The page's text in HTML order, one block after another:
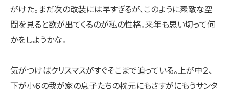
がけた。まだ次の改装には早すぎるが、このように素敵な空
間を見ると欲が出てくるのが私の性格。来年も思い切って何
かをしようかな。
気がつけばクリスマスがすぐそこまで迫っている。上が中２、
下が小６の我が家の息子たちの枕元にもさすがにもうサンタ